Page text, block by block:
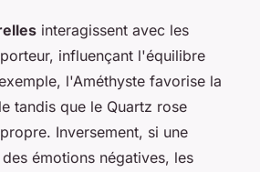
interagissent avec les
influençant l'équilibre
l'Améthyste favorise la
tandis que le Quartz rose
Inversement, si une
émotions négatives, les